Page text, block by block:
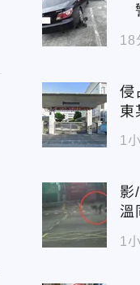
18
侵
東
1
影
溫
1